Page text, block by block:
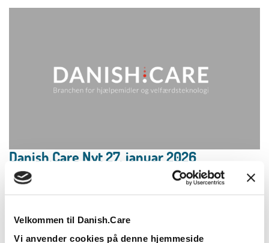
Velkommen til Danish.Care
Vi anvender cookies på denne hjemmeside
Danish.Care Nyt 27. januar 2026
27.01.2026
Læs mere